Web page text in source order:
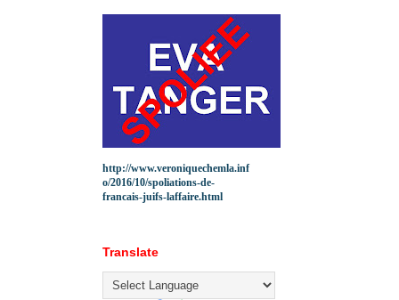
http://www.veroniquechemla.inf
o/2016/10/spoliations-de-
francais-juifs-laffaire.html
Translate